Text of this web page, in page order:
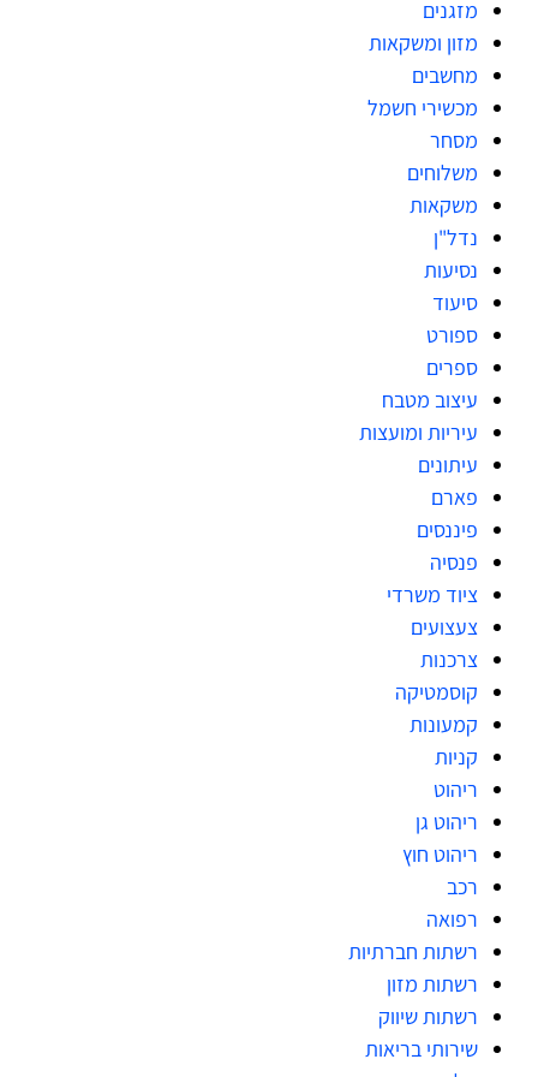
מזגנים
מזון ומשקאות
מחשבים
מכשירי חשמל
מסחר
משלוחים
משקאות
נדל"ן
נסיעות
סיעוד
ספורט
ספרים
עיצוב מטבח
עיריות ומועצות
עיתונים
פארם
פיננסים
פנסיה
ציוד משרדי
צעצועים
צרכנות
קוסמטיקה
קמעונות
קניות
ריהוט
ריהוט גן
ריהוט חוץ
רכב
רפואה
רשתות חברתיות
רשתות מזון
רשתות שיווק
שירותי בריאות